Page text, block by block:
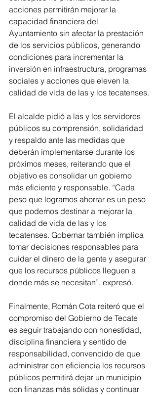
acciones permitirán mejorar la
capacidad financiera del
Ayuntamiento sin afectar la prestación
de los servicios públicos, generando
condiciones para incrementar la
inversión en infraestructura, programas
sociales y acciones que eleven la
calidad de vida de las y los tecatenses.
El alcalde pidió a las y los servidores
públicos su comprensión, solidaridad
y respaldo ante las medidas que
deberán implementarse durante los
próximos meses, reiterando que el
objetivo es consolidar un gobierno
más eficiente y responsable. “Cada
peso que logramos ahorrar es un peso
que podemos destinar a mejorar la
calidad de vida de las y los
tecatenses. Gobernar también implica
tomar decisiones responsables para
cuidar el dinero de la gente y asegurar
que los recursos públicos lleguen a
donde más se necesitan”, expresó.
Finalmente, Román Cota reiteró que el
compromiso del Gobierno de Tecate
es seguir trabajando con honestidad,
disciplina financiera y sentido de
responsabilidad, convencido de que
administrar con eficiencia los recursos
públicos permitirá dejar un municipio
con finanzas más sólidas y continuar